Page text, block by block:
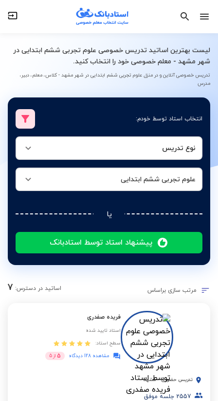
لیست بهترین اساتید تدریس خصوصی علوم تجربی ششم ابتدایی در
شهر مشهد - معلم خصوصی خود را انتخاب کنید.
تدریس خصوصی آنلاین و در منزل علوم تجربی ششم ابتدایی در شهر مشهد - کلاس، معلم، دبیر،
مدرس
انتخاب استاد توسط خودم:
نوع تدریس
علوم تجربی ششم ابتدایی
یا
پیشنهاد استاد توسط استادبانک
مرتب سازی براساس اساتید در دسترس: 7
فریده صفدری
استاد تایید شده
سطح استاد:
مشاهده 128 دیدگاه
5 از 5
تدریس حضوری - مشهد
2557 جلسه موفق